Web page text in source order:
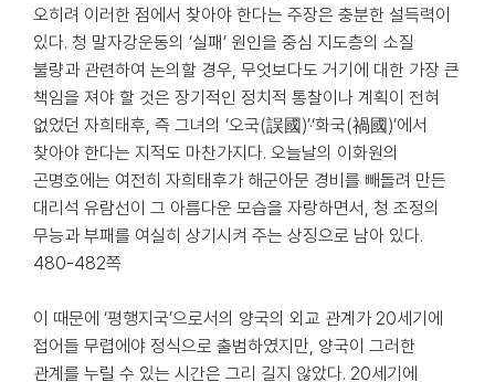
오히려 이러한 점에서 찾아야 한다는 주장은 충분한 설득력이
있다. 청 말자강운동의 ‘실패’ 원인을 중심 지도층의 소질
불량과 관련하여 논의할 경우, 무엇보다도 거기에 대한 가장 큰
책임을 져야 할 것은 장기적인 정치적 통찰이나 계획이 전혀
없었던 자희태후, 즉 그녀의 ‘오국(誤國)’·‘화국(禍國)’에서
찾아야 한다는 지적도 마찬가지다. 오늘날의 이화원의
곤명호에는 여전히 자희태후가 해군아문 경비를 빼돌려 만든
대리석 유람선이 그 아름다운 모습을 자랑하면서, 청 조정의
무능과 부패를 여실히 상기시켜 주는 상징으로 남아 있다.
480-482쪽
이 때문에 ‘평행지국’으로서의 양국의 외교 관계가 20세기에
접어들 무렵에야 정식으로 출범하였지만, 양국이 그러한
관계를 누릴 수 있는 시간은 그리 길지 않았다. 20세기에